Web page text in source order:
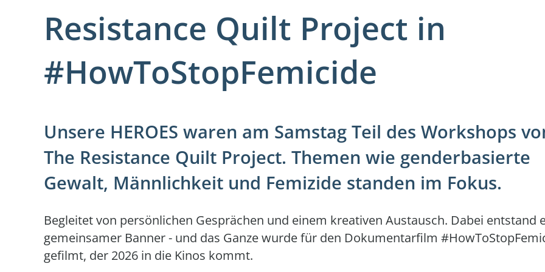
Resistance Quilt Project in
#HowToStopFemicide
Unsere HEROES waren am Samstag Teil des Workshops
The Resistance Quilt Project. Themen wie genderbasierte
Gewalt, Männlichkeit und Femizide standen im Fokus.
Begleitet von persönlichen Gesprächen und einem kreativen Austausch. Dabei entstand
gemeinsamer Banner - und das Ganze wurde für den Dokumentarfilm
gefilmt, der 2026 in die Kinos kommt.